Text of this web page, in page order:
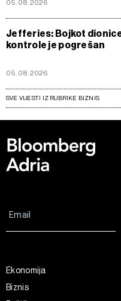
05.08.2026
Jefferies: Bojkot
kontrole je pogrešan
05.08.2026
SVE VIJESTI IZ RUBRIKE BIZNIS
Ekonomija
Biznis